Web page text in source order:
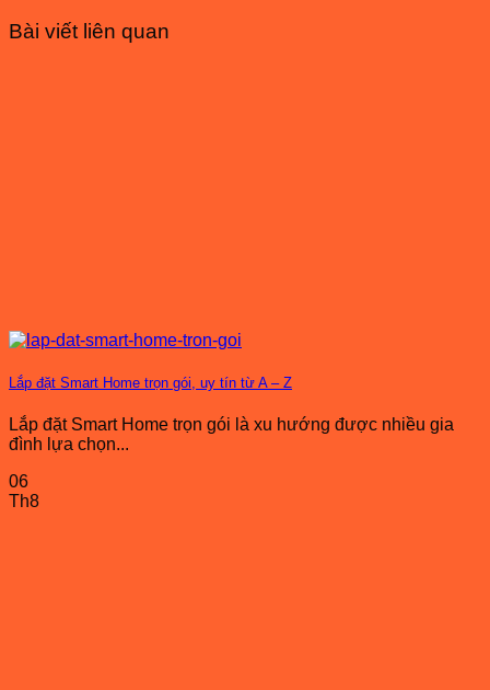
Bài viết liên quan
Lắp đặt Smart Home trọn gói, uy tín từ A – Z
Lắp đặt Smart Home trọn gói là xu hướng được nhiều gia
đình lựa chọn...
06
Th8